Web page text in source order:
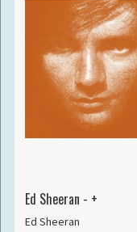
Ed Sheeran - +
Ed Sheeran